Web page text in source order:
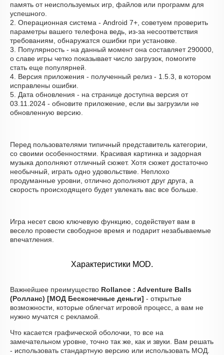
память от неиспользуемых игр, файлов или программ для
успешного.
2. Операционная система - Android 7+, советуем проверить
параметры вашего телефона ведь, из-за несоответствия
требованиям, обнаружатся ошибки при установке.
3. Популярность - на данный момент она составляет 290000,
о cлаве игры четко показывает число загрузок, помогите
стать еще популярней.
4. Версия приложения - полученный релиз - 1.5.3, в котором
исправлены ошибки.
5. Дата обновления - на странице доступна версия от
03.11.2024 - обновите приложение, если вы загрузили не
обновленную версию.
Перед пользователями типичный представитель категории,
со своими особенностями. Красивая картинка и задорная
музыка дополняют отличный сюжет. Хотя сюжет достаточно
необычный, играть одно удовольствие. Неплохо
продуманные уровни, отлично дополняют друг друга, а
скорость происходящего будет увлекать вас все больше.
Игра несет свою ключевую функцию, содействует вам в
весело провести свободное время и подарит незабываемые
впечатления.
Характеристики MOD.
Важнейшее преимущество Rollance : Adventure Balls
(Ролланс) [МОД Бесконечные деньги] - открытые
возможности, которые облегчат игровой процесс, а вам не
нужно мучатся с рекламой.
Что касается графической оболочки, то все на
замечательном уровне, точно так же, как и звуки. Вам решать
- использовать стандартную версию или использовать МОД.